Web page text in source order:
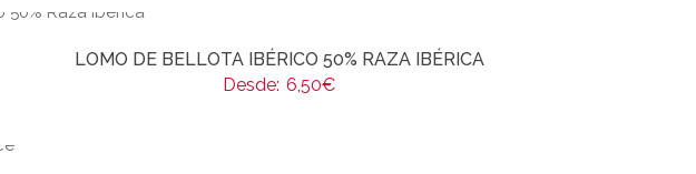
LOMO DE BELLOTA IBÉRICO 50% RAZA IBÉRICA
Desde: 6,50€